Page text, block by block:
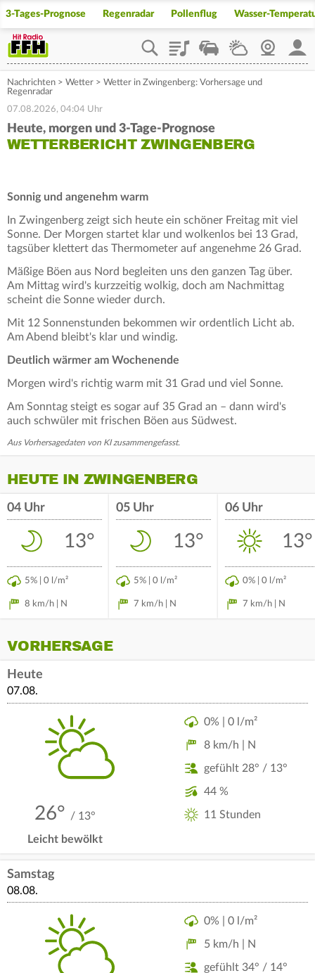
3-Tages-Prognose Regenradar Pollenflug Wasser-
PlaylistStaupilotWetterWebcam
Nachrichten > Wetter > Wetter in Zwingenberg: Vorhersage und
Regenradar
07.08.2026, 04:04 Uhr
Heute, morgen und 3-Tage-Prognose
WETTERBERICHT ZWINGENBERG
Sonnig und angenehm warm
In Zwingenberg zeigt sich heute ein schöner Freitag mit viel
Sonne. Der Morgen startet klar und wolkenlos bei 13 Grad,
tagsüber klettert das Thermometer auf angenehme 26 Grad.
Mäßige Böen aus Nord begleiten uns den ganzen Tag über.
Am Mittag wird's kurzzeitig wolkig, doch am Nachmittag
scheint die Sonne wieder durch.
Mit 12 Sonnenstunden bekommen wir ordentlich Licht ab.
Am Abend bleibt's klar und windig.
Deutlich wärmer am Wochenende
Morgen wird's richtig warm mit 31 Grad und viel Sonne.
Am Sonntag steigt es sogar auf 35 Grad an – dann wird's
auch schwüler mit frischen Böen aus Südwest.
Aus Vorhersagedaten von KI zusammengefasst.
HEUTE IN ZWINGENBERG
04 Uhr
13°
5% | 0 l/m²
8 km/h | N
05 Uhr
13°
5% | 0 l/m²
7 km/h | N
06 Uhr
13°
0% | 0 l/m²
7 km/h | N
VORHERSAGE
Heute
07.08.
26° / 13°
Leicht bewölkt
0% | 0 l/m²
8 km/h | N
gefühlt 28° / 13°
44 %
11 Stunden
Samstag
08.08.
0% | 0 l/m²
5 km/h | N
gefühlt 34° / 14°